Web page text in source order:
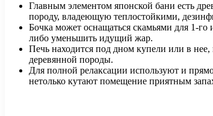
Главным элементом японской бани есть
породу, владеющую теплостойкими,
Бочка может оснащаться скамьями для 1-го
либо уменьшить идущий жар.
Печь находится под дном купели или в
деревянной породы.
Для полной релаксации используют и
нетолько кутают помещение приятным